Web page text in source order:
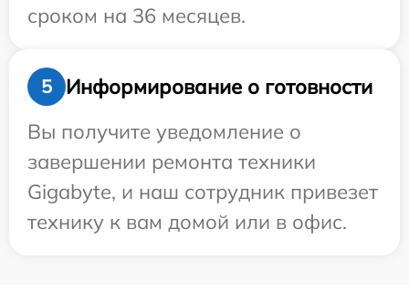
сроком на 36 месяцев.
5
Информирование о готовности
Вы получите уведомление о
завершении ремонта техники
Gigabyte, и наш сотрудник привезет
технику к вам домой или в офис.